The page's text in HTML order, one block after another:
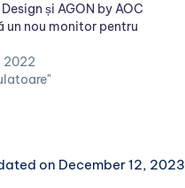
și AGON by AOC
un nou monitor pentru
2022
on December 12, 2023